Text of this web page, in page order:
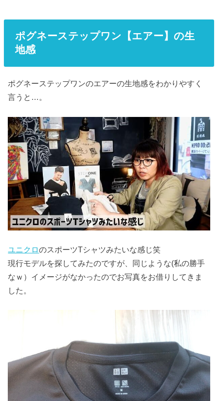
ポグネーステップワン【エアー】の生
地感
ポグネーステップワンのエアーの生地感をわかりやすく
言うと…。
ユニクロのスポーツTシャツみたいな感じ笑
現行モデルを探してみたのですが、同じような(私の勝手
なｗ）イメージがなかったのでお写真をお借りしてきま
した。